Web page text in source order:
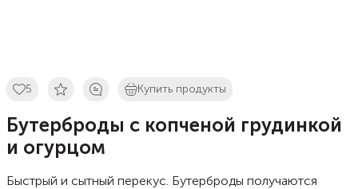
5 Купить продукты
Бутерброды с копченой грудинкой
и огурцом
Быстрый и сытный перекус. Бутерброды получаются